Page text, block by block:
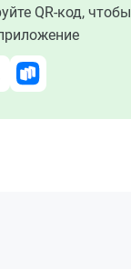
QR-код, чтобы